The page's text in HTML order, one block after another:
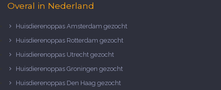
Overal in Nederland
Huisdierenoppas Amsterdam gezocht
Huisdierenoppas Rotterdam gezocht
Huisdierenoppas Utrecht gezocht
Huisdierenoppas Groningen gezocht
Huisdierenoppas Den Haag gezocht